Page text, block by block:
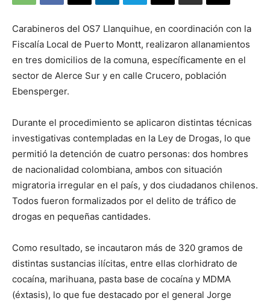
Carabineros del OS7 Llanquihue, en coordinación con la
Fiscalía Local de Puerto Montt, realizaron allanamientos
en tres domicilios de la comuna, específicamente en el
sector de Alerce Sur y en calle Crucero, población
Ebensperger.
Durante el procedimiento se aplicaron distintas técnicas
investigativas contempladas en la Ley de Drogas, lo que
permitió la detención de cuatro personas: dos hombres
de nacionalidad colombiana, ambos con situación
migratoria irregular en el país, y dos ciudadanos chilenos.
Todos fueron formalizados por el delito de tráfico de
drogas en pequeñas cantidades.
Como resultado, se incautaron más de 320 gramos de
distintas sustancias ilícitas, entre ellas clorhidrato de
cocaína, marihuana, pasta base de cocaína y MDMA
(éxtasis), lo que fue destacado por el general Jorge